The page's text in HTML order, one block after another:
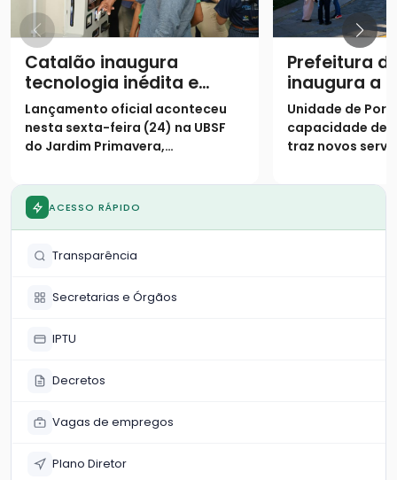
Catalão inaugura
tecnologia inédita e
assume posição de
destaque na saúde
digital no SUS
Lançamento oficial aconteceu
nesta sexta-feira (24) na UBSF
do Jardim Primavera,
o primeiro do país a receber o
projeto de triagem digital
Prefeitura
inaugura a
Unidade
Saúde da
Fayad
Unidade de
capacidade de
traz novos
Primavera e
ACESSO RÁPIDO
Transparência
Secretarias e Órgãos
IPTU
Decretos
Vagas de empregos
Plano Diretor